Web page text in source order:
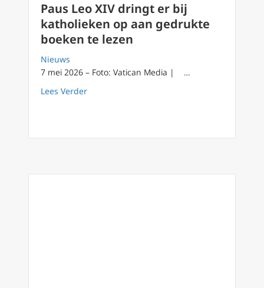
Paus Leo XIV dringt er bij
katholieken op aan gedrukte
boeken te lezen
Nieuws
7 mei 2026 – Foto: Vatican Media | …
Lees Verderabout Paus Leo XIV dringt er bij